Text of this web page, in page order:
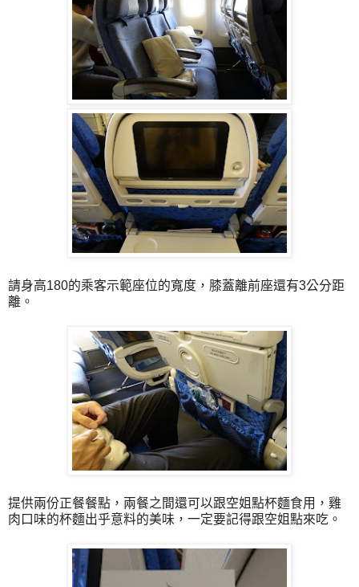
請身高180的乘客示範座位的寬度，膝蓋離前座還有3公分距
離。
提供兩份正餐餐點，兩餐之間還可以跟空姐點杯麵食用，雞
肉口味的杯麵出乎意料的美味，一定要記得跟空姐點來吃。